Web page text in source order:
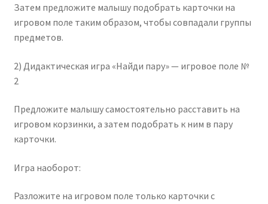
Затем предложите малышу подобрать карточки на
игровом поле таким образом, чтобы совпадали группы
предметов.
2) Дидактическая игра «Найди пару» — игровое поле №
2
Предложите малышу самостоятельно расставить на
игровом корзинки, а затем подобрать к ним в пару
карточки.
Игра наоборот:
Разложите на игровом поле только карточки с